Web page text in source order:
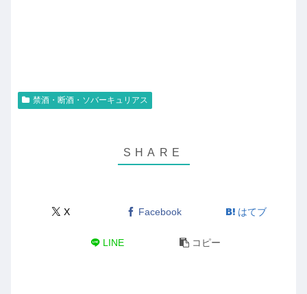
禁酒・断酒・ソバーキュリアス
X Facebook はてブ
LINE コピー